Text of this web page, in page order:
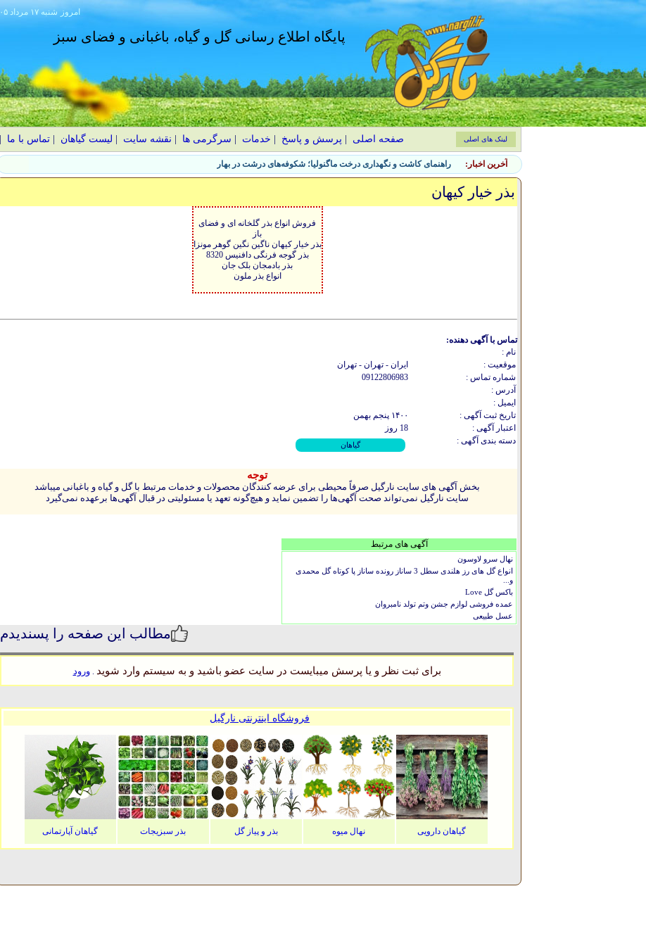
۱۴۰۵ شنبه ۱۷ مرداد امروز
پایگاه اطلاع رسانی گل و گیاه، باغبانی و فضای سبز
صفحه اصلی پرسش و پاسخ خدمات سرگرمی ها نقشه سایت لیست گیاهان |تماس با ما لینک های اصلی
آخرین اخبار: راهنمای کاشت و نگهداری درخت ماگنولیا؛ شکوفه‌های درشت در بهار
بذر خیار کیهان
فروش انواع بذر گلخانه ای و فضای
باز
بذر خیار کیهان ناگین نگین گوهر مونزا
بذر گوجه فرنگی دافنیس 8320
بذر بادمجان بلک جان
انواع بذر ملون
تماس با آگهی دهنده:
نام :
موقعیت :
ایران - تهران - تهران
شماره تماس :
09122806983
آدرس :
ایمیل :
تاریخ ثبت آگهی :
۱۴۰۰ پنجم بهمن
اعتبار آگهی :
18 روز
دسته بندی آگهی :
گیاهان
توجه
بخش آگهی های سایت نارگیل صرفاً محیطی برای عرضه کنندگان محصولات و خدمات مرتبط با گل و گیاه و باغبانی میباشد
سایت نارگیل نمی‌تواند صحت آگهی‌ها را تضمین نماید و هیچ‌گونه تعهد یا مسئولیتی در قبال آگهی‌ها برعهده نمی‌گیرد
آگهی های مرتبط
نهال سرو لاوسون
انواع گل های رز هلندی سطل 3 ساناز رونده ساناز پا کوتاه گل محمدی
و...
باکس گل Love
عمده فروشی لوازم جشن وتم تولد نامبروان
عسل طبیعی
مطالب این صفحه را پسندیدم
برای ثبت نظر و یا پرسش میبایست در سایت عضو باشید و به سیستم وارد شوید .ورود
فروشگاه اینترنتی نارگیل
گیاهان دارویی نهال میوه بذر و پیاز گل بذر سبزیجات گیاهان آپارتمانی